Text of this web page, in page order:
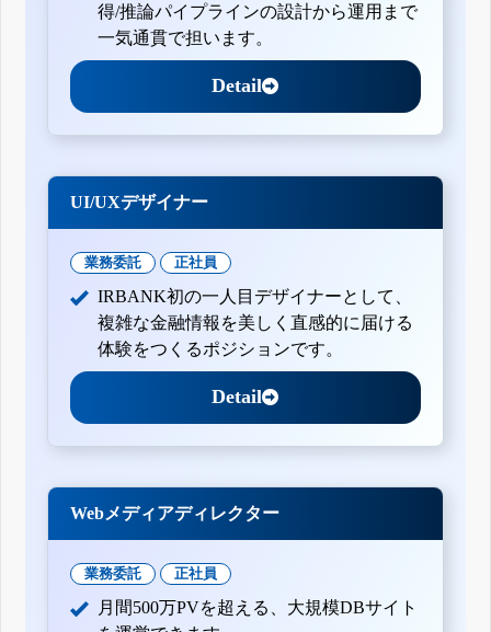
得/推論パイプラインの設計から運用まで
一気通貫で担います。
Detail
UI/UXデザイナー
業務委託 正社員
IRBANK初の一人目デザイナーとして、
複雑な金融情報を美しく直感的に届ける
体験をつくるポジションです。
Detail
Webメディアディレクター
業務委託 正社員
月間500万PVを超える、大規模DBサイト